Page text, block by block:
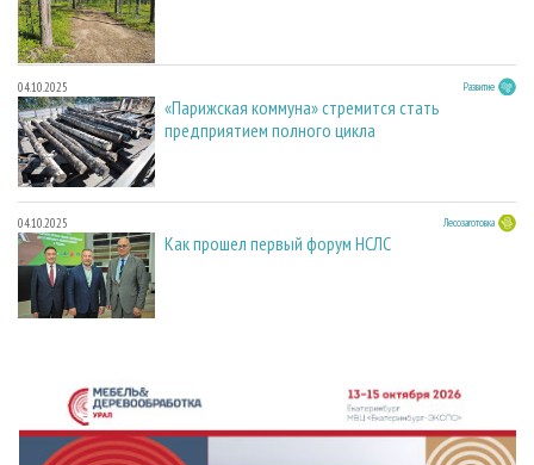
04.10.2025 Развитие
«Парижская коммуна» стремится стать
предприятием полного цикла
04.10.2025 Лесозаготовка
Как прошел первый форум НСЛС